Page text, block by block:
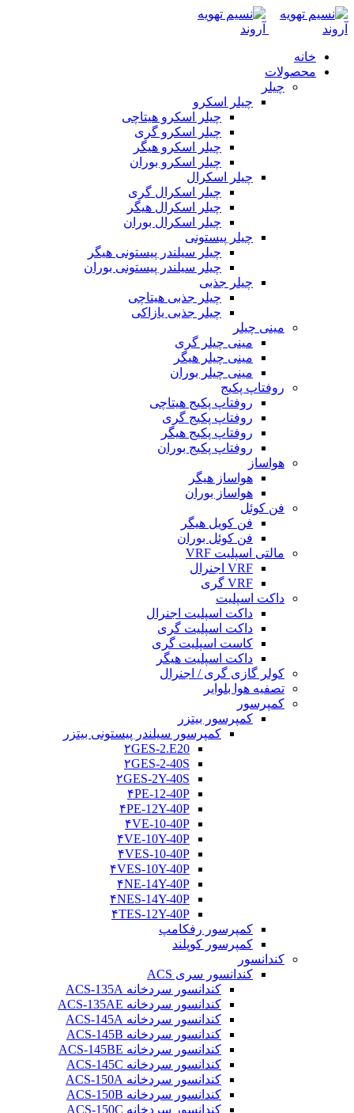
خانه
محصولات
چیلر
چیلر اسکرو
چیلر اسکرو هیتاچی
چیلر اسکرو گری
چیلر اسکرو هیگر
چیلر اسکرو بوران
چیلر اسکرال
چیلر اسکرال گری
چیلر اسکرال هیگر
چیلر اسکرال بوران
چیلر پیستونی
چیلر سیلندر پیستونی هیگر
چیلر سیلندر پیستونی بوران
چیلر جذبی
چیلر جذبی هیتاچی
چیلر جذبی یازاکی
مینی چیلر
مینی چیلر گری
مینی چیلر هیگر
مینی چیلر بوران
روفتاپ پکیج
روفتاپ پکیج هیتاچی
روفتاپ پکیج گری
روفتاپ پکیج هیگر
روفتاپ پکیج بوران
هواساز
هواساز هیگر
هواساز بوران
فن کوئل
فن کویل هیگر
فن کوئل بوران
مالتی اسپلیت VRF
VRF اجنرال
VRF گری
داکت اسپلیت
داکت اسپلیت اجنرال
داکت اسپلیت گری
کاست اسپلیت گری
داکت اسپلیت هیگر
کولر گازی گری / اجنرال
تصفیه هوا بلوایر
کمپرسور
کمپرسور بیتزر
کمپرسور سیلندر پیستونی بیتزر
۲GES-2.E20
۲GES-2-40S
۲GES-2Y-40S
۴PE-12-40P
۴PE-12Y-40P
۴VE-10-40P
۴VE-10Y-40P
۴VES-10-40P
۴VES-10Y-40P
۴NE-14Y-40P
۴NES-14Y-40P
۴TES-12Y-40P
کمپرسور رفکامپ
کمپرسور کوپلند
کندانسور
کندانسور سری ACS
کندانسور سردخانه ACS-135A
کندانسور سردخانه ACS-135AE
کندانسور سردخانه ACS-145A
کندانسور سردخانه ACS-145B
کندانسور سردخانه ACS-145BE
کندانسور سردخانه ACS-145C
کندانسور سردخانه ACS-150A
کندانسور سردخانه ACS-150B
کندانسور سردخانه ACS-150C